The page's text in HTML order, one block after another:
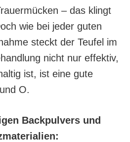
– das klingt
wie bei jeder guten
steckt der Teufel im
nicht nur effektiv,
ist, ist eine gute
O.
Backpulvers und